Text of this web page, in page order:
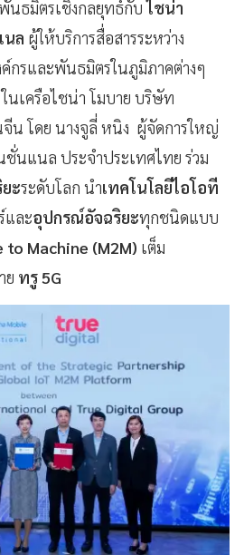
นธมิตรเชิงกลยุทธ์กับไชน่า
นล ผู้ให้บริการสื่อสารระหว่าง
กรและพันธมิตรในภูมิภาคต่างๆ
นเครือไชน่า โมบาย บริษัท
น โดย นางจูลี่ หนิง ผู้จัดการใหญ่
ชั่นแนล ประจำประเทศไทย ร่วม
ะระดับโลก นำเทคโนโลยีไอโอที
และอุปกรณ์อัจฉริยะทุกชนิดแบบ
to Machine (M2M) เต็ม
ย ทรู 5G